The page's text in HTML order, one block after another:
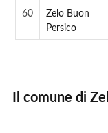
60
Zelo Buon
Persico
Il comune di